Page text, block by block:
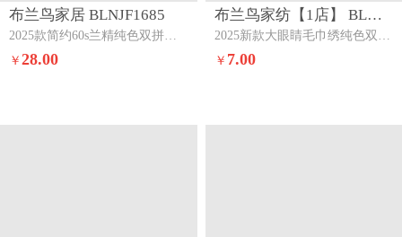
布兰鸟家居 BLNJF1685
2025款简约60s兰精纯色双拼单品枕套流沙灰斯克
￥28.00
布兰鸟家纺【1店】 BLNJF1859
2025新款大眼睛毛巾绣纯色双拼水洗棉单品单枕套家用学生宿舍单件宾利蓝+中东灰（眼睛款）
￥ 7.00